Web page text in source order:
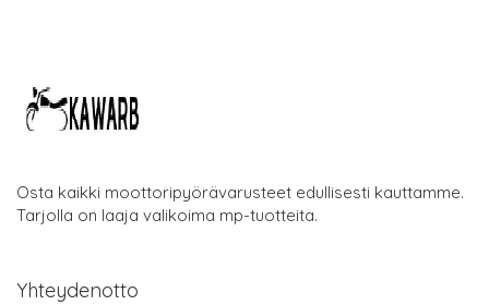
Osta kaikki moottoripyörävarusteet edullisesti kauttamme.
Tarjolla on laaja valikoima mp-tuotteita.
Yhteydenotto